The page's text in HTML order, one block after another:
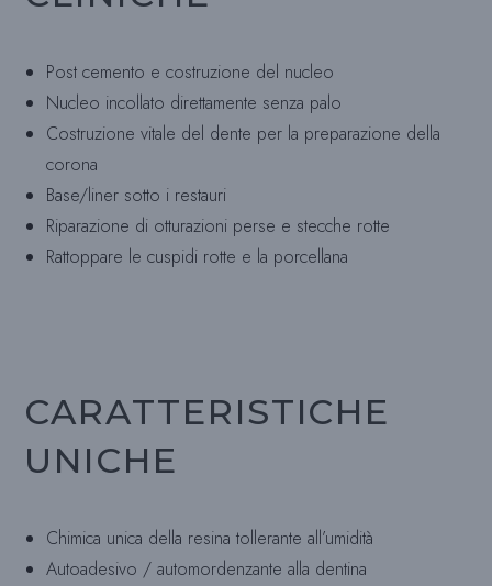
Post cemento e costruzione del nucleo
Nucleo incollato direttamente senza palo
Costruzione vitale del dente per la preparazione della
corona
Base/liner sotto i restauri
Riparazione di otturazioni perse e stecche rotte
Rattoppare le cuspidi rotte e la porcellana
CARATTERISTICHE
UNICHE
Chimica unica della resina tollerante all’umidità
Autoadesivo / automordenzante alla dentina